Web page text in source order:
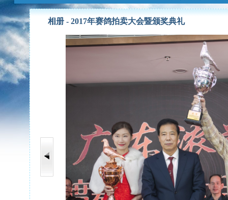
相册 - 2017年赛鸽拍卖大会暨颁奖典礼